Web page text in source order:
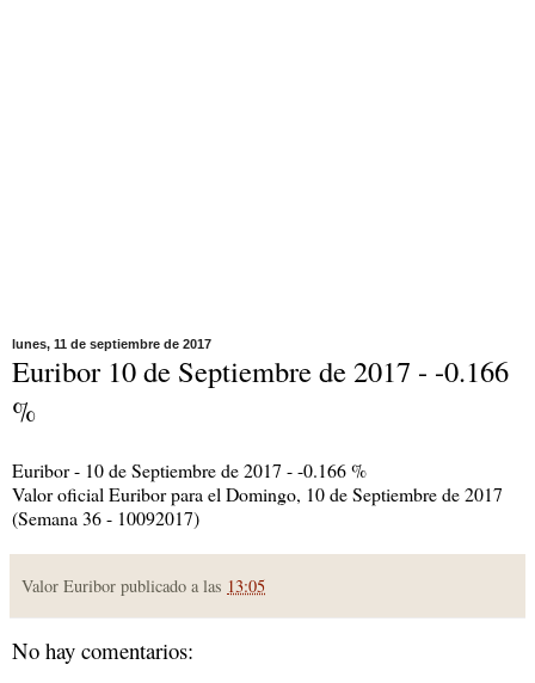
lunes, 11 de septiembre de 2017
Euribor 10 de Septiembre de 2017 - -0.166
%
Euribor - 10 de Septiembre de 2017 - -0.166 %
Valor oficial Euribor para el Domingo, 10 de Septiembre de 2017
(Semana 36 - 10092017)
Valor Euribor publicado a las 13:05
No hay comentarios: